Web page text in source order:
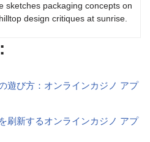
sketches packaging concepts on
design critiques at sunrise.
遊び方：オンラインカジノ アプ
刷新するオンラインカジノ アプ